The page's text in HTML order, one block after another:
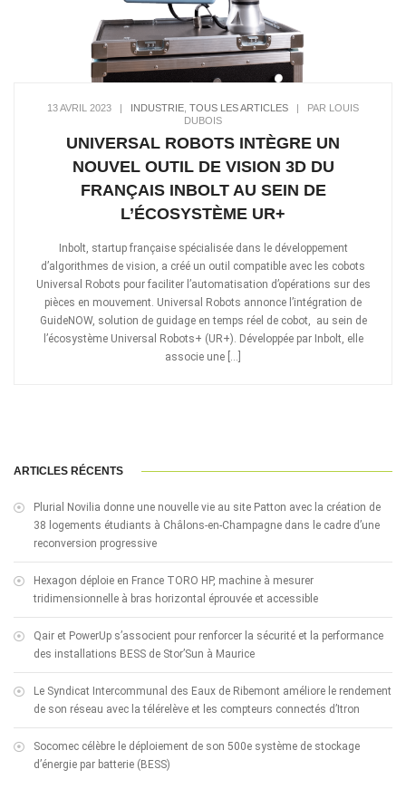
13 AVRIL 2023 | INDUSTRIE TOUS LES ARTICLES | PAR LOUIS
DUBOIS
UNIVERSAL ROBOTS INTÈGRE UN
NOUVEL OUTIL DE VISION 3D DU
FRANÇAIS INBOLT AU SEIN DE
L’ÉCOSYSTÈME UR+
Inbolt, startup française spécialisée dans le développement
d’algorithmes de vision, a créé un outil compatible avec les cobots
Universal Robots pour faciliter l’automatisation d’opérations sur des
pièces en mouvement. Universal Robots annonce l’intégration de
GuideNOW, solution de guidage en temps réel de cobot, au sein de
l’écosystème Universal Robots+ (UR+). Développée par Inbolt, elle
associe une […]
ARTICLES RÉCENTS
Plurial Novilia donne une nouvelle vie au site Patton avec la création de
38 logements étudiants à Châlons-en-Champagne dans le cadre d’une
reconversion progressive
Hexagon déploie en France TORO HP, machine à mesurer
tridimensionnelle à bras horizontal éprouvée et accessible
Qair et PowerUp s’associent pour renforcer la sécurité et la performance
des installations BESS de Stor’Sun à Maurice
Le Syndicat Intercommunal des Eaux de Ribemont améliore le rendement
de son réseau avec la télérelève et les compteurs connectés d’Itron
Socomec célèbre le déploiement de son 500e système de stockage
d’énergie par batterie (BESS)